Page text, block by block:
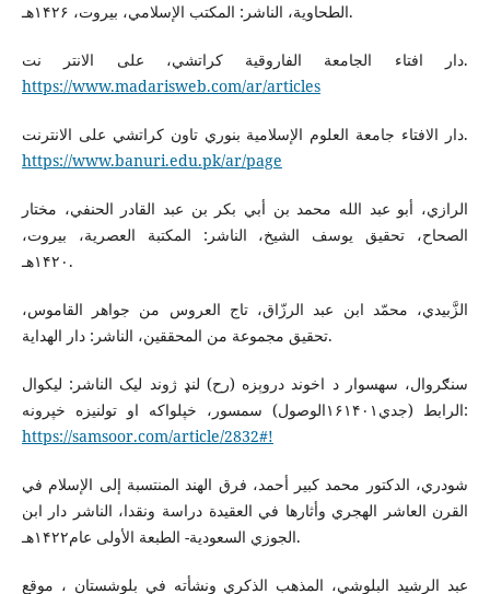
الطحاوية، الناشر: المكتب الإسلامي، بيروت، ۱۴۲۶هـ.
دار افتاء الجامعة الفاروقية كراتشي، على الانتر نت.
https://www.madarisweb.com/ar/articles
دار الافتاء جامعة العلوم الإسلامية بنوري تاون كراتشي على الانترنت.
https://www.banuri.edu.pk/ar/page
الرازي، أبو عبد الله محمد بن أبي بكر بن عبد القادر الحنفي، مختار
الصحاح، تحقيق يوسف الشيخ، الناشر: المكتبة العصرية، بيروت،
۱۴۲۰هـ.
الزَّبيدي، محمّد ابن عبد الرزّاق، تاج العروس من جواهر القاموس،
تحقيق مجموعة من المحققين، الناشر: دار الهداية.
سنګروال، سهسوار د اخوند دروېزه (رح) لنډ ژوند لیک الناشر: لیکوال
سمسور، خپلواکه او تولنیزه خپرونه (الوصول‎‎‎۱۶جدي۱۴۰۱) الرابط:
https://samsoor.com/article/2832#!
شودري، الدكتور محمد كبير أحمد، فرق الهند المنتسبة إلى الإسلام في
القرن العاشر الهجري وأثارها في العقيدة دراسة ونقدا، الناشر دار ابن
الجوزي السعودية- الطبعة الأولى عام۱۴۲۲هـ.
عبد الرشيد البلوشي، المذهب الذكري ونشأته في بلوشستان ، موقع